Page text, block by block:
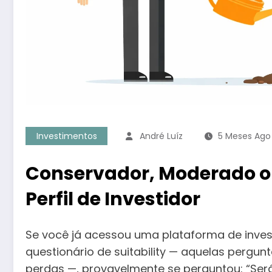
Investimentos André Luíz 5 Meses Ago
Conservador, Moderado
Perfil de Investidor
Se você já acessou uma plataforma de
questionário de suitability — aquelas
perdas —, provavelmente se perguntou: